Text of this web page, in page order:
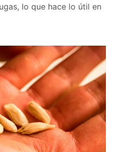
lo que hace lo útil en